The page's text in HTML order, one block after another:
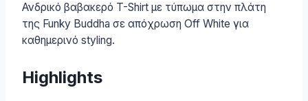
Ανδρικό βαβακερό T-Shirt με τύπωμα στην πλάτη
της Funky Buddha σε απόχρωση Off White για
καθημερινό styling.
Highlights